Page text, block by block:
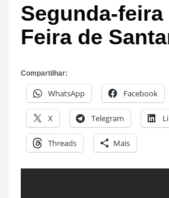
Segunda-feira
Feira de
Compartilhar:
WhatsApp Facebook
X Telegram
Threads Mais